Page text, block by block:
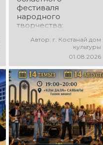
фестиваля
народного
творчества:
Автор: г. Костанай дом
культуры
01.08.2026